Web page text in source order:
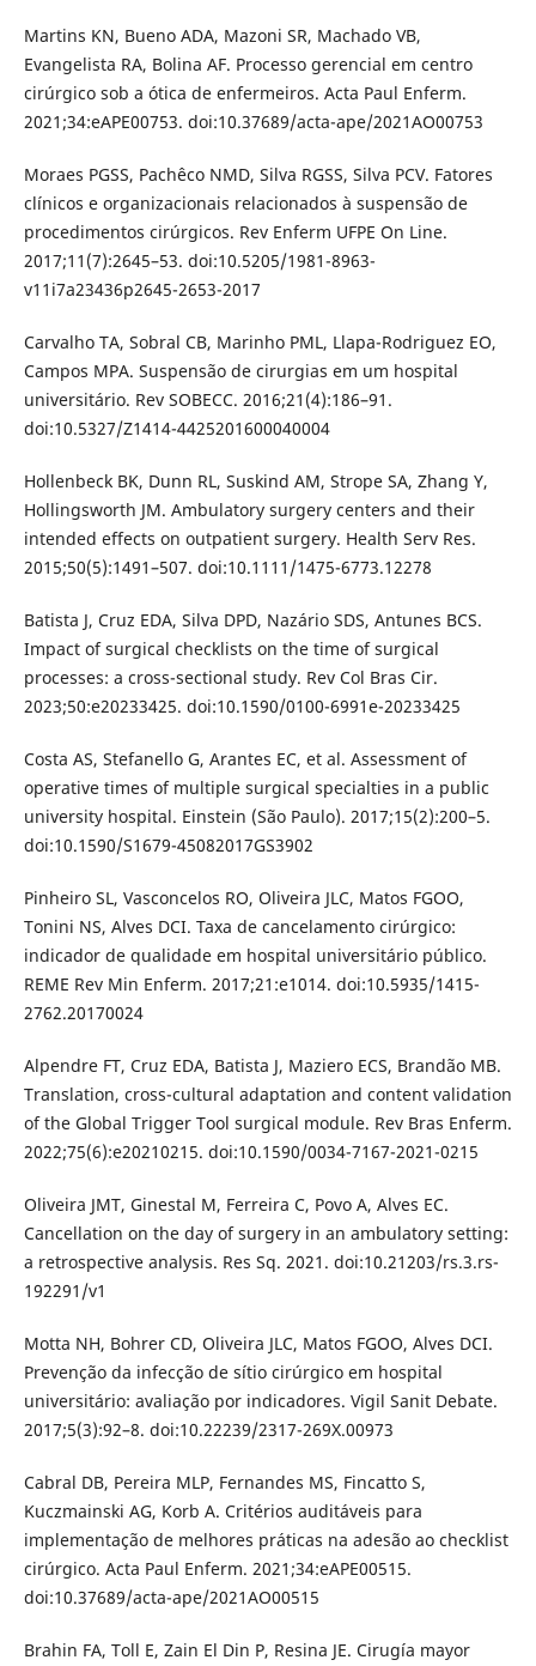
Martins KN, Bueno ADA, Mazoni SR, Machado VB,
Evangelista RA, Bolina AF. Processo gerencial em centro
cirúrgico sob a ótica de enfermeiros. Acta Paul Enferm.
2021;34:eAPE00753. doi:10.37689/acta-ape/2021AO00753
Moraes PGSS, Pachêco NMD, Silva RGSS, Silva PCV. Fatores
clínicos e organizacionais relacionados à suspensão de
procedimentos cirúrgicos. Rev Enferm UFPE On Line.
2017;11(7):2645–53. doi:10.5205/1981-8963-
v11i7a23436p2645-2653-2017
Carvalho TA, Sobral CB, Marinho PML, Llapa-Rodriguez EO,
Campos MPA. Suspensão de cirurgias em um hospital
universitário. Rev SOBECC. 2016;21(4):186–91.
doi:10.5327/Z1414-4425201600040004
Hollenbeck BK, Dunn RL, Suskind AM, Strope SA, Zhang Y,
Hollingsworth JM. Ambulatory surgery centers and their
intended effects on outpatient surgery. Health Serv Res.
2015;50(5):1491–507. doi:10.1111/1475-6773.12278
Batista J, Cruz EDA, Silva DPD, Nazário SDS, Antunes BCS.
Impact of surgical checklists on the time of surgical
processes: a cross-sectional study. Rev Col Bras Cir.
2023;50:e20233425. doi:10.1590/0100-6991e-20233425
Costa AS, Stefanello G, Arantes EC, et al. Assessment of
operative times of multiple surgical specialties in a public
university hospital. Einstein (São Paulo). 2017;15(2):200–5.
doi:10.1590/S1679-45082017GS3902
Pinheiro SL, Vasconcelos RO, Oliveira JLC, Matos FGOO,
Tonini NS, Alves DCI. Taxa de cancelamento cirúrgico:
indicador de qualidade em hospital universitário público.
REME Rev Min Enferm. 2017;21:e1014. doi:10.5935/1415-
2762.20170024
Alpendre FT, Cruz EDA, Batista J, Maziero ECS, Brandão MB.
Translation, cross-cultural adaptation and content validation
of the Global Trigger Tool surgical module. Rev Bras Enferm.
2022;75(6):e20210215. doi:10.1590/0034-7167-2021-0215
Oliveira JMT, Ginestal M, Ferreira C, Povo A, Alves EC.
Cancellation on the day of surgery in an ambulatory setting:
a retrospective analysis. Res Sq. 2021. doi:10.21203/rs.3.rs-
192291/v1
Motta NH, Bohrer CD, Oliveira JLC, Matos FGOO, Alves DCI.
Prevenção da infecção de sítio cirúrgico em hospital
universitário: avaliação por indicadores. Vigil Sanit Debate.
2017;5(3):92–8. doi:10.22239/2317-269X.00973
Cabral DB, Pereira MLP, Fernandes MS, Fincatto S,
Kuczmainski AG, Korb A. Critérios auditáveis para
implementação de melhores práticas na adesão ao checklist
cirúrgico. Acta Paul Enferm. 2021;34:eAPE00515.
doi:10.37689/acta-ape/2021AO00515
Brahin FA, Toll E, Zain El Din P, Resina JE. Cirugía mayor